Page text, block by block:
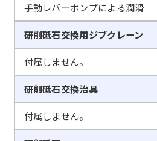
手動レバーポンプによる潤滑
研削砥石交換用ジブクレーン
付属しません。
研削砥石交換治具
付属しません。